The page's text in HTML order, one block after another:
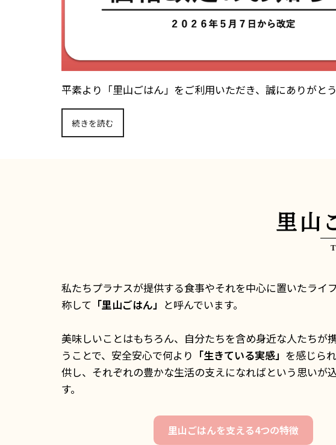
平素より「里山ごはん」をご利用いただき、誠にありがと
続きを読む
里山
私たちプラナスが提供する食事やそれを中心に置いたライ
称して 「里山ごはん」 と呼んでいます。
美味しいことはもちろん、自分たちを含め身近な人たちが
うことで、安全安心で何より 「生きている実感」 を感じら
供し、それぞれの豊かな生活の支えになればという思いが
す。
里山ごはんを支える4つの特徴